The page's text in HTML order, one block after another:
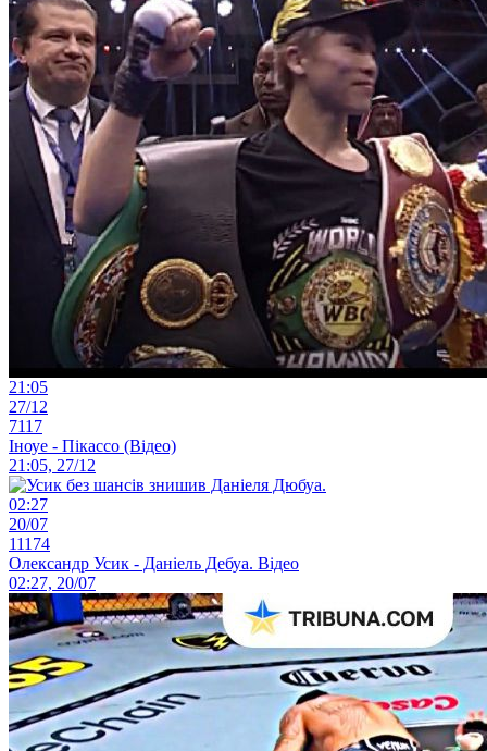
21:05
27/12
7117
Іноуе - Пікассо (Відео)
21:05, 27/12
02:27
20/07
11174
Олександр Усик - Даніель Дебуа. Відео
02:27, 20/07